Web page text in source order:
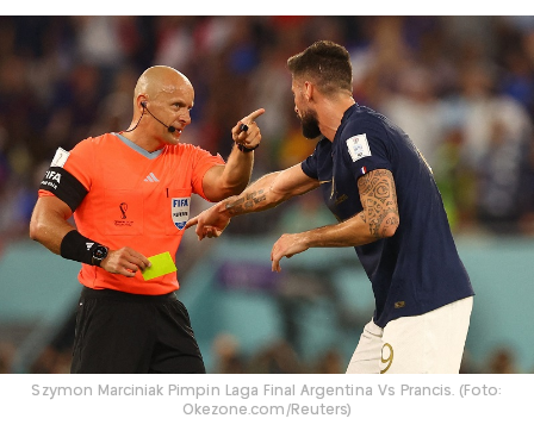
Szymon Marciniak Pimpin Laga Final Argentina Vs Prancis. (Foto:
Okezone.com/Reuters)